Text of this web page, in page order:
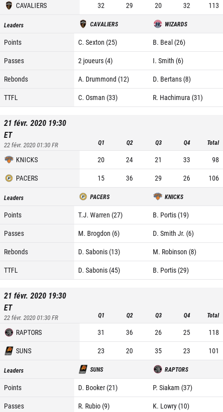
CAVALIERS
32 29 20 32 113
Leaders CAVALIERS WIZARDS
Points C. Sexton (25)
B. Beal (26)
Passes
2 joueurs (4)
I. Smith (6)
Rebonds
A. Drummond (12)
D. Bertans (8)
TTFL
C. Osman (33) R. Hachimura (31)
21 févr. 2020 19:30
ET
22 févr. 2020 01:30FR Q1 Q2 Q3 Q4 Total
KNICKS 20 24 21 33
98
PACERS
15 36 29 26 106
Leaders PACERS KNICKS
Points T.J. Warren (27)
B. Portis (19)
Passes
M. Brogdon (6)
D. Smith Jr. (6)
Rebonds
D. Sabonis (13)
M. Robinson (8)
TTFL
D. Sabonis (45) B. Portis (29)
21 févr. 2020 19:30
ET
22 févr. 2020 01:30FR Q1 Q2 Q3 Q4 Total
RAPTORS 31 36 26 25
118
SUNS
23 20 35 23 101
Leaders SUNS RAPTORS
Points D. Booker (21)
P. Siakam (37)
Passes
R. Rubio (9)
K. Lowry (10)